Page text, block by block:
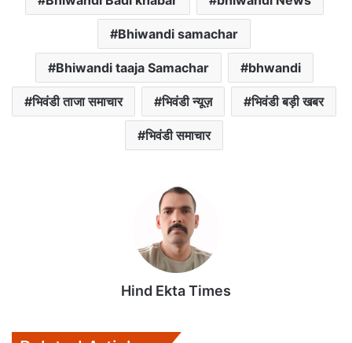
p
o
k
r
l
l
Bhiwandi samachar
Bhiwandi taaja Samachar bhwandi
भिवंडी ताजा समाचार भिवंडी न्यूज़ भिवंडी बड़ी खबर
भिवंडी समाचार
Hind Ekta Times